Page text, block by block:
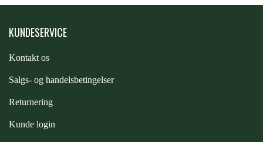
PREMIER EQUINE GROOMING & STALD
KUNDESERVICE
Kontakt os
Salgs- og handelsbetingelser
Returnering
Kunde login